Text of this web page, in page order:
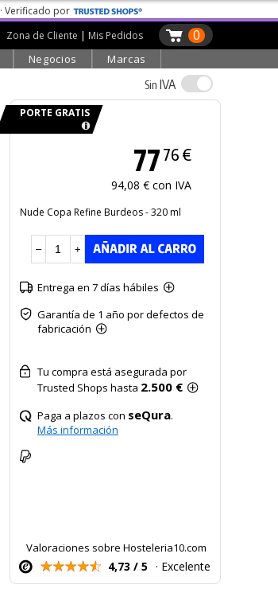
· Verificado por
0
Zona de Cliente | Mis Pedidos
Negocios Marcas
Sin IVA
PORTE GRATIS
77 76 €
94,08 € con IVA
Nude Copa Refine Burdeos - 320 ml
– +
Entrega en 7 días hábiles
Garantía de 1 año por defectos de
fabricación
Tu compra está asegurada por
Trusted Shops hasta 2.500 €
Paga a plazos con seQura.
Más información
Valoraciones sobre Hosteleria10.com
4,73 / 5 · Excelente